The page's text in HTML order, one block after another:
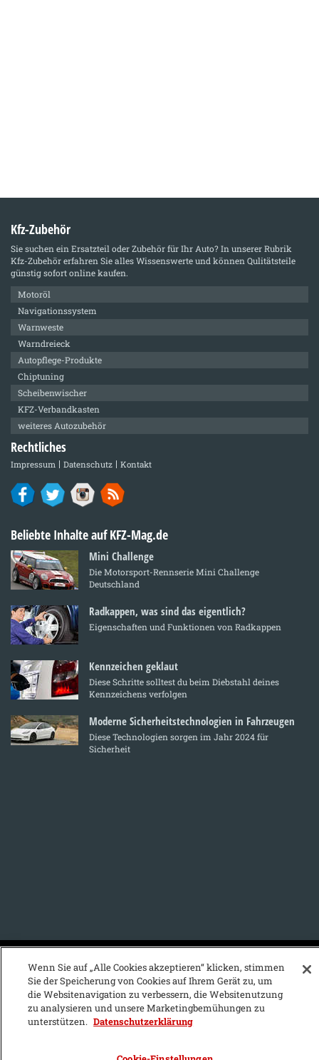
Kfz-Zubehör
Sie suchen ein Ersatzteil oder Zubehör für Ihr Auto? In unserer Rubrik
Kfz-Zubehörerfahren Sie alles Wissenswerte und können Qulitätsteile
günstig sofort online kaufen.
Motoröl
Navigationssystem
Warnweste
Warndreieck
Autopflege-Produkte
Chiptuning
Scheibenwischer
KFZ-Verbandkasten
weiteres Autozubehör
Rechtliches
Impressum Datenschutz Kontakt
Beliebte Inhalte auf KFZ-Mag.de
Mini Challenge
Die Motorsport-Rennserie Mini Challenge
Deutschland
Radkappen, was sind das eigentlich?
Eigenschaften und Funktionen von Radkappen
Kennzeichen geklaut
Diese Schritte solltest du beim Diebstahl deines
Kennzeichens verfolgen
Moderne Sicherheitstechnologien in Fahrzeugen
Diese Technologien sorgen im Jahr 2024 für
Sicherheit
KFZ-Stichwortvereichnis:
A B C D E F G H I
J
K
L M N O P
Wenn Sie auf „Alle Cookies akzeptieren“ klicken, stimmen
Sie der Speicherung von Cookies auf Ihrem Gerät zu, um
die Websitenavigation zu verbessern, die Websitenutzung
zu analysieren und unsere Marketingbemühungen zu
unterstützen. Datenschutzerklärung